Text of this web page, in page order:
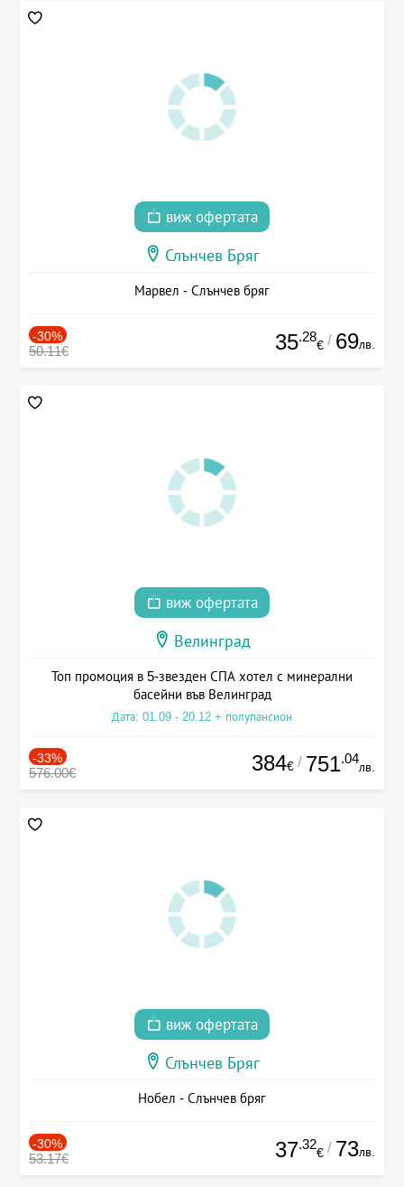
виж офертата
Слънчев Бряг
Марвел - Слънчев бряг
-30%
50.11€ 35.28
€ / 69лв.
виж офертата
Велинград
Топ промоция в 5-звезден СПА хотел с минерални
басейни във Велинград
Дата: 01.09 - 20.12 + полупансион
-33%
576.00€ 384€ / 751.04
лв.
виж офертата
Слънчев Бряг
Нобел - Слънчев бряг
-30%
53.17€ 37.32
€ / 73лв.